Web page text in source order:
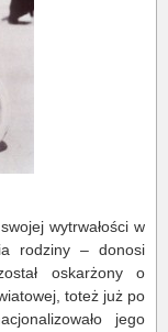
wytrwałości w
rodziny – donosi
oskarżony o
toteż już po
jego